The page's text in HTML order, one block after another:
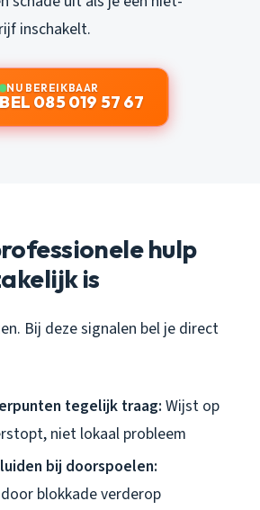
inschakelt.
NU BEREIKBAAR
BEL 085 019 57 67
hulp
is
Bij deze signalen bel je direct
tegelijk traag: Wijst op
niet lokaal probleem
bij doorspoelen:
blokkade verderop